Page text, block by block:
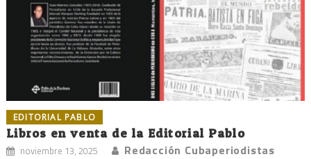
EDITORIAL PABLO
Libros en venta de la Editorial Pablo
noviembre 13, 2025 Redacción Cubaperiodistas